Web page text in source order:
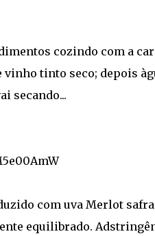
cozindo com a
tinto seco; depois
secando...
com uva Merlot safra
equilibrado.